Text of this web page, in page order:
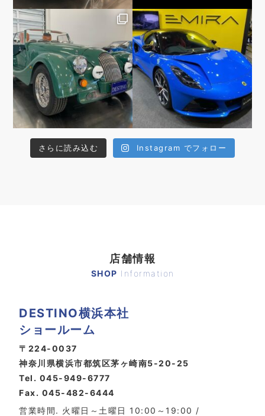
さらに読み込む Instagram でフォロー
店舗情報
SHOP Information
DESTINO横浜本社
ショールーム
〒224-0037
神奈川県横浜市都筑区茅ヶ崎南5-20-25
Tel. 045-949-6777
Fax. 045-482-6444
営業時間. 火曜日～土曜日 10:00～19:00 /